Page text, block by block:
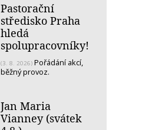
Pastorační
středisko Praha
hledá
spolupracovníky!
(3. 8. 2026) Pořádání akcí,
běžný provoz.
Jan Maria
Vianney (svátek